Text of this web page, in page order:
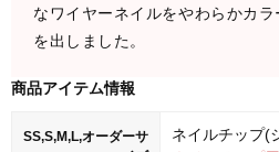
なワイヤーネイルをやわらかカ
を出しました。
商品アイテム情報
SS,S,M,L,オーダーサ
ネイルチップ(